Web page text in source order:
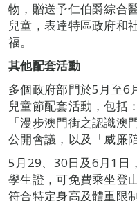
物，贈送予仁伯爵綜合
兒童，表達特區政府和
福。
其他配套活動
多個政府部門於5月至6
兒童節配套活動，包括
「漫步澳門街之認識
公開會議，以及「威廉
5月29、30日及6月1日
學生證，可免費乘坐登
符合特定身高及體重限